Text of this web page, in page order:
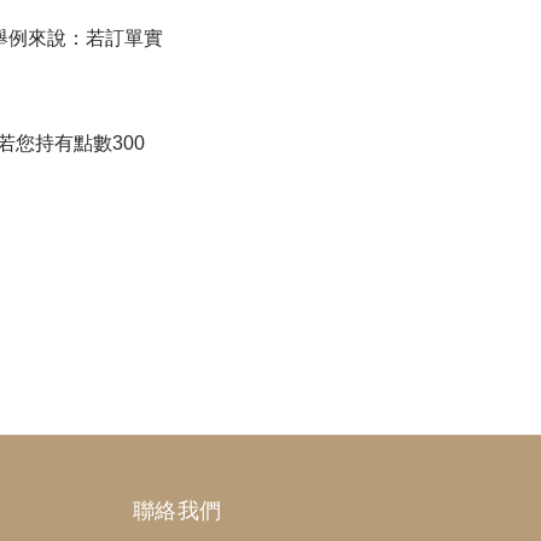
例來說：若訂單實
您持有點數300
聯絡我們